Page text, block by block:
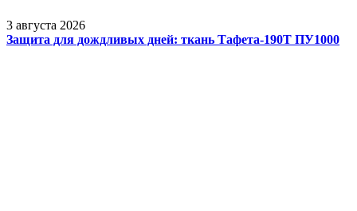
3 августа 2026
Защита для дождливых дней: ткань Тафета-190Т ПУ1000